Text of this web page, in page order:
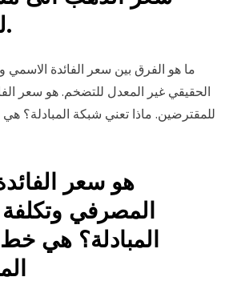
للاونصة الاعلى فى تاريخ سعر الذهب.
ما هو الفرق بين سعر الفائدة الاسمي
الحقيقي غير المعدل للتضخم. هو سعر
للمقترضين. ماذا تعني شبكة المبادلة؟
هو سعر
المصرفي وتكلفة
المبادلة؟ هي خط